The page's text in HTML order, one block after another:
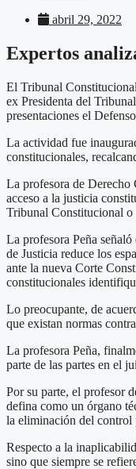
abril 29, 2022
Expertos
El Tribunal
ex Presidenta del
presentaciones el
La actividad fue
constitucionales,
La profesora de Derecho
acceso a la justicia
Tribunal Constitucional o
La profesora Peña
de Justicia reduce los
ante la nueva Corte
constitucionales
Lo preocupante, de
que existan normas
La profesora Peña,
parte de las partes en el
Por su parte, el profesor
defina como un órgano
la eliminación del control
Respecto a la
sino que siempre se